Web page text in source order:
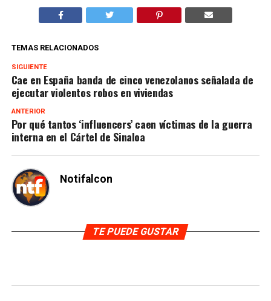
TEMAS RELACIONADOS
SIGUIENTE
Cae en España banda de cinco venezolanos señalada de
ejecutar violentos robos en viviendas
ANTERIOR
Por qué tantos ‘influencers’ caen víctimas de la guerra
interna en el Cártel de Sinaloa
Notifalcon
TE PUEDE GUSTAR